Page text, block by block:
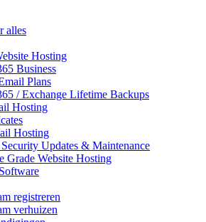
alles
Hosting
Business
Plans
/ Exchange Lifetime Backups
Hosting
Hosting
Updates & Maintenance
Grade Website Hosting
registreren
verhuizen